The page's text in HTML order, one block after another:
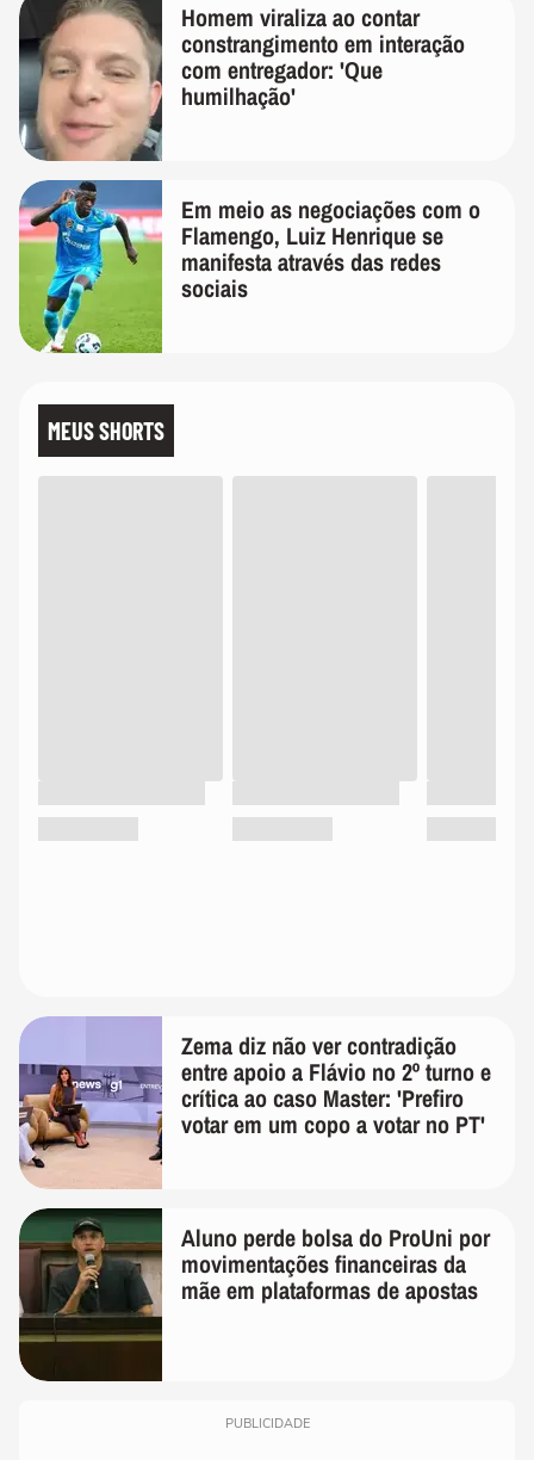
Homem viraliza ao contar
constrangimento em interação
com entregador: 'Que
humilhação'
Em meio as negociações com o
Flamengo, Luiz Henrique se
manifesta através das redes
sociais
MEUS SHORTS
Zema diz não ver contradição
entre apoio a Flávio no 2º turno e
crítica ao caso Master: 'Prefiro
votar em um copo a votar no PT'
Aluno perde bolsa do ProUni por
movimentações financeiras da
mãe em plataformas de apostas
PUBLICIDADE